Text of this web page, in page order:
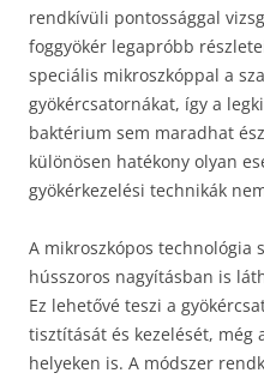
rendkívüli pontossággal
foggyökér legapróbb
speciális mikroszkóppal a
gyökércsatornákat, így a
baktérium sem maradhat
különösen hatékony olyan
gyökérkezelési technikák
A mikroszkópos technológia
hússzoros nagyításban is
Ez lehetővé teszi a
tisztítását és kezelését, még
helyeken is. A módszer